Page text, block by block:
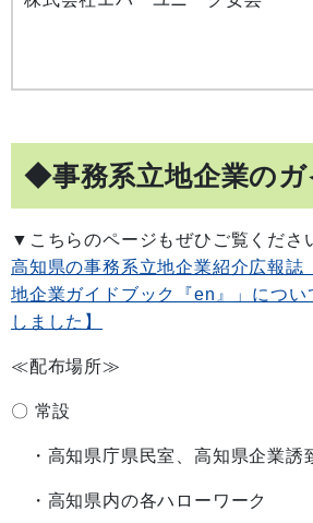
◆事務系立地企業のガ
▼こちらのページもぜひご覧くださ
高知県の事務系立地企業紹介広報誌
地企業ガイドブック『en』」につ
しました】
≪配布場所≫
〇 常設
・高知県庁県民室、高知県企業誘
・高知県内の各ハローワーク